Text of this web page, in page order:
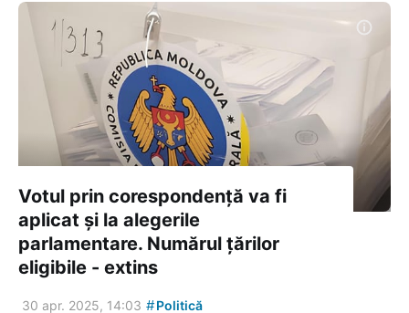
Votul prin corespondență va fi
aplicat și la alegerile
parlamentare. Numărul țărilor
eligibile - extins
30 apr. 2025, 14:03 #Politică